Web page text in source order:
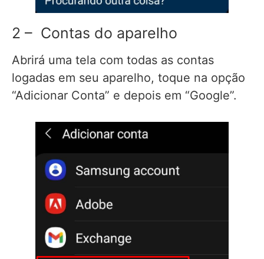
2 – Contas do aparelho
Abrirá uma tela com todas as contas
logadas em seu aparelho, toque na opção
“Adicionar Conta” e depois em “Google”.